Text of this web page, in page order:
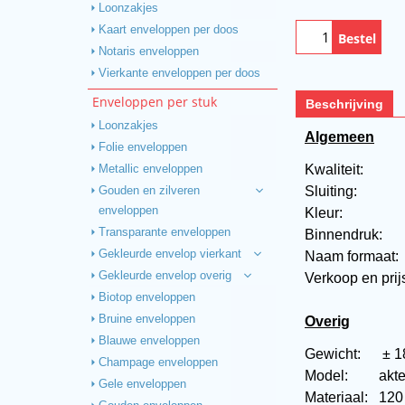
Loonzakjes
Kaart enveloppen per doos
Notaris enveloppen
Vierkante enveloppen per doos
Enveloppen per stuk
Loonzakjes
Folie enveloppen
Metallic enveloppen
Gouden en zilveren
enveloppen
Transparante enveloppen
Gekleurde envelop vierkant
Gekleurde envelop overig
Biotop enveloppen
Bruine enveloppen
Blauwe enveloppen
Champage enveloppen
Gele enveloppen
Bestel
Beschrijving
Algemeen
Kwaliteit:
Sluiting:
Kleur:
Binnendruk:
Naam formaat:
Verkoop en
Overig
Gewicht:
±
Model:
Materiaal: